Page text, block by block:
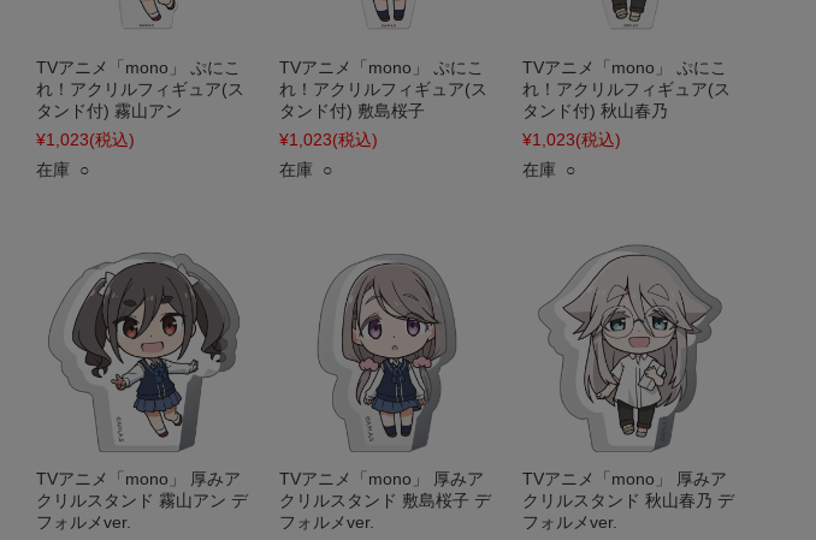
TVアニメ「mono」 ぷにこ
れ！アクリルフィギュア(ス
タンド付) 霧山アン
¥1,023(税込)
在庫 ○
TVアニメ「mono」 ぷにこ
れ！アクリルフィギュア(ス
タンド付) 敷島桜子
¥1,023(税込)
在庫 ○
TVアニメ「mono」 ぷにこ
れ！アクリルフィギュア(ス
タンド付) 秋山春乃
¥1,023(税込)
在庫 ○
TVアニメ「mono」 厚みア
クリルスタンド 霧山アン デ
フォルメver.
TVアニメ「mono」 厚みア
クリルスタンド 敷島桜子 デ
フォルメver.
TVアニメ「mono」 厚みア
クリルスタンド 秋山春乃 デ
フォルメver.